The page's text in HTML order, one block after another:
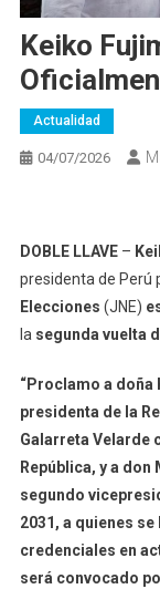
Keiko
Actualidad
04/07/2026
DOBLE LLAVE–
presidenta de Perú
Elecciones (JNE)
la segunda vuelta
“Proclamo a
presidenta de la
Galarreta Velarde
República, y a
segundo
2031, a quienes
credenciales en
será convocado